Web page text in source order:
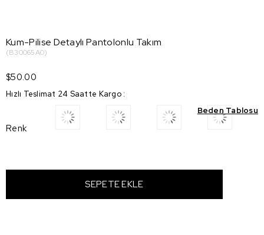
Kum-Pilise Detaylı Pantolonlu Takım
(B30065A0)
$50.00
Hızlı Teslimat 24 Saatte Kargo :
Beden Tablosu
Renk